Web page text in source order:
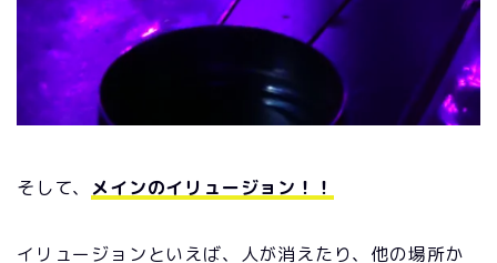
そして、 メインのイリュージョン！！
イリュージョンといえば、人が消えたり、他の場所か